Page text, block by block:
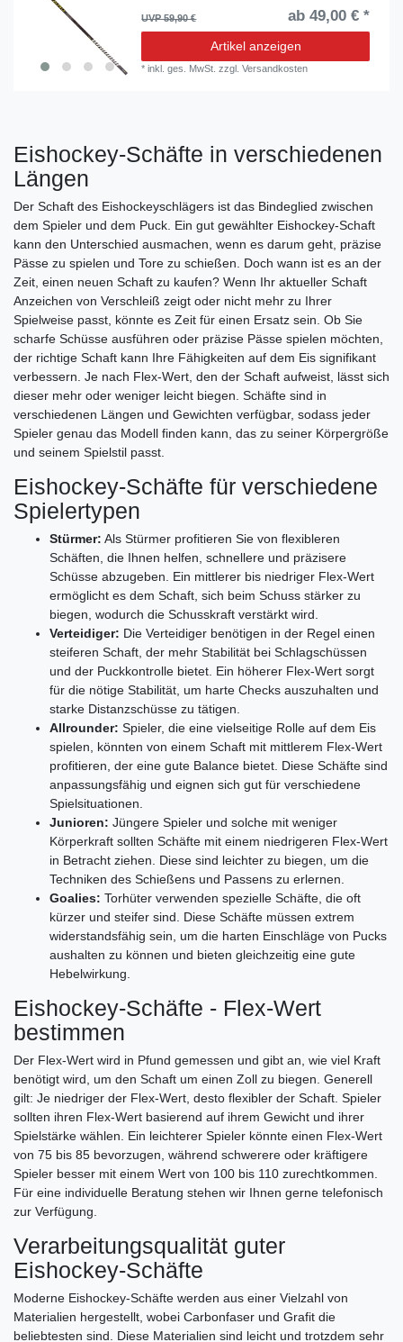
UVP 59,90 € ab 49,00 € *
Artikel anzeigen
*inkl. ges. MwSt. zzgl.Versandkosten
Eishockey-Schäfte in verschiedenen
Längen
Der Schaft des Eishockeyschlägers ist das Bindeglied zwischen
dem Spieler und dem Puck. Ein gut gewählter Eishockey-Schaft
kann den Unterschied ausmachen, wenn es darum geht, präzise
Pässe zu spielen und Tore zu schießen. Doch wann ist es an der
Zeit, einen neuen Schaft zu kaufen? Wenn Ihr aktueller Schaft
Anzeichen von Verschleiß zeigt oder nicht mehr zu Ihrer
Spielweise passt, könnte es Zeit für einen Ersatz sein. Ob Sie
scharfe Schüsse ausführen oder präzise Pässe spielen möchten,
der richtige Schaft kann Ihre Fähigkeiten auf dem Eis signifikant
verbessern. Je nach Flex-Wert, den der Schaft aufweist, lässt sich
dieser mehr oder weniger leicht biegen. Schäfte sind in
verschiedenen Längen und Gewichten verfügbar, sodass jeder
Spieler genau das Modell finden kann, das zu seiner Körpergröße
und seinem Spielstil passt.
Eishockey-Schäfte für verschiedene
Spielertypen
Stürmer: Als Stürmer profitieren Sie von flexibleren
Schäften, die Ihnen helfen, schnellere und präzisere
Schüsse abzugeben. Ein mittlerer bis niedriger Flex-Wert
ermöglicht es dem Schaft, sich beim Schuss stärker zu
biegen, wodurch die Schusskraft verstärkt wird.
Verteidiger: Die Verteidiger benötigen in der Regel einen
steiferen Schaft, der mehr Stabilität bei Schlagschüssen
und der Puckkontrolle bietet. Ein höherer Flex-Wert sorgt
für die nötige Stabilität, um harte Checks auszuhalten und
starke Distanzschüsse zu tätigen.
Allrounder: Spieler, die eine vielseitige Rolle auf dem Eis
spielen, könnten von einem Schaft mit mittlerem Flex-Wert
profitieren, der eine gute Balance bietet. Diese Schäfte sind
anpassungsfähig und eignen sich gut für verschiedene
Spielsituationen.
Junioren: Jüngere Spieler und solche mit weniger
Körperkraft sollten Schäfte mit einem niedrigeren Flex-Wert
in Betracht ziehen. Diese sind leichter zu biegen, um die
Techniken des Schießens und Passens zu erlernen.
Goalies: Torhüter verwenden spezielle Schäfte, die oft
kürzer und steifer sind. Diese Schäfte müssen extrem
widerstandsfähig sein, um die harten Einschläge von Pucks
aushalten zu können und bieten gleichzeitig eine gute
Hebelwirkung.
Eishockey-Schäfte - Flex-Wert
bestimmen
Der Flex-Wert wird in Pfund gemessen und gibt an, wie viel Kraft
benötigt wird, um den Schaft um einen Zoll zu biegen. Generell
gilt: Je niedriger der Flex-Wert, desto flexibler der Schaft. Spieler
sollten ihren Flex-Wert basierend auf ihrem Gewicht und ihrer
Spielstärke wählen. Ein leichterer Spieler könnte einen Flex-Wert
von 75 bis 85 bevorzugen, während schwerere oder kräftigere
Spieler besser mit einem Wert von 100 bis 110 zurechtkommen.
Für eine individuelle Beratung stehen wir Ihnen gerne telefonisch
zur Verfügung.
Verarbeitungsqualität guter
Eishockey-Schäfte
Moderne Eishockey-Schäfte werden aus einer Vielzahl von
Materialien hergestellt, wobei Carbonfaser und Grafit die
beliebtesten sind. Diese Materialien sind leicht und trotzdem sehr